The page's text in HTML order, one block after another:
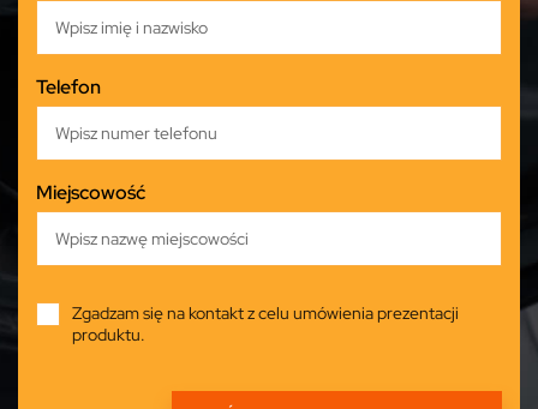
Telefon
Miejscowość
Zgadzam się na kontakt z celu umówienia prezentacji
produktu.